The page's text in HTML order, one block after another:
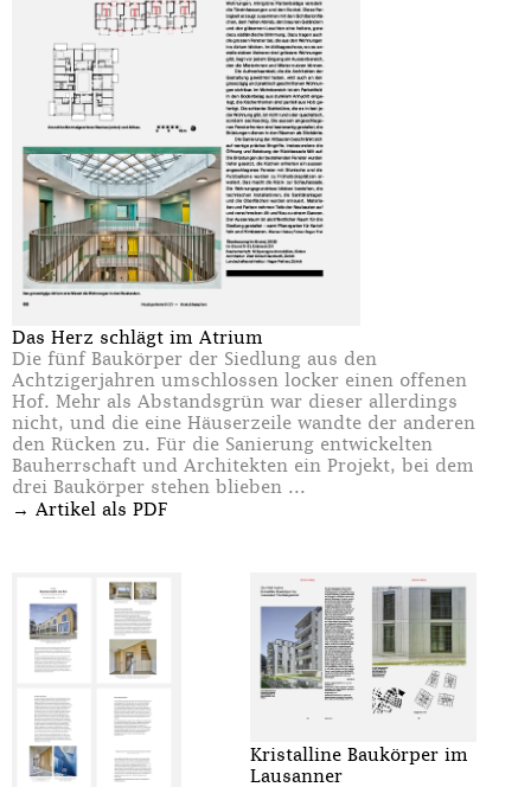
Das Herz schlägt im Atrium
Die fünf Baukörper der Siedlung aus den
Achtzigerjahren umschlossen locker einen offenen
Hof. Mehr als Abstandsgrün war dieser allerdings
nicht, und die eine Häuserzeile wandte der anderen
den Rücken zu. Für die Sanierung entwickelten
Bauherrschaft und Architekten ein Projekt, bei dem
drei Baukörper stehen blieben ...
→ Artikel als PDF
Kristalline Baukörper im
Lausanner